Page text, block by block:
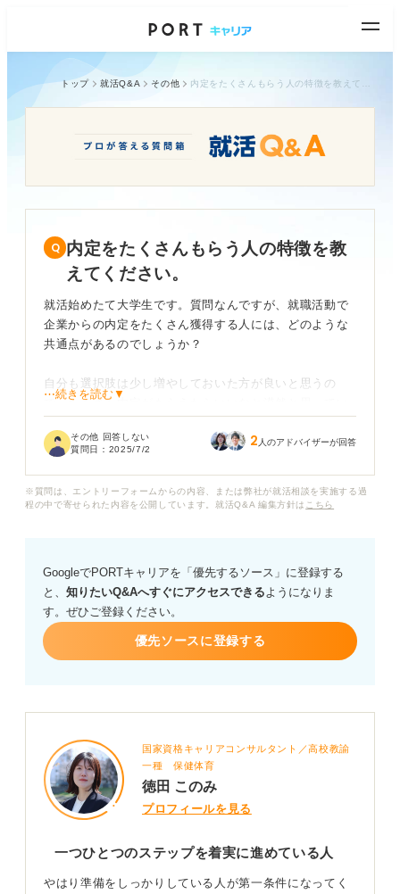
トップ 就活Q&A その他
内定をたくさんもらう人の特徴を教
えてください。
就活始めたて大学生です。質問なんですが、就職活動で
企業からの内定をたくさん獲得する人には、どのような
共通点があるのでしょうか？
自分も選択肢は少し増やしておいた方が良いと思うの
で、たくさん内定がもらえたらいいなと漠然と思ってい
考にしたいです。
お願いします！
⋯続きを読む▼
その他 回答しない
質問日： 2025/7/2 2 人のアドバイザーが回答
※質問は、エントリーフォームからの内容、または弊社が就活相談を実施する過
程の中で寄せられた内容を公開しています。就活Q&A 編集方針は こちら
GoogleでPORTキャリアを「優先するソース」に登録する
と、 知りたいQ&Aへすぐにアクセスできるようになりま
す。ぜひご登録ください。
優先ソースに登録する
国家資格キャリアコンサルタント／高校教諭
一種 保健体育
徳田 このみ
プロフィールを見る
一つひとつのステップを着実に進めている人
やはり準備をしっかりしている人が第一条件になってく